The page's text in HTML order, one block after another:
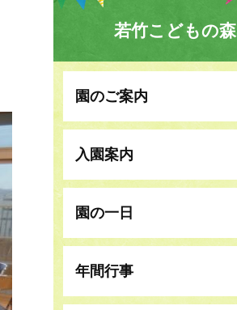
若竹こどもの森
園のご案内
入園案内
園の一日
年間行事